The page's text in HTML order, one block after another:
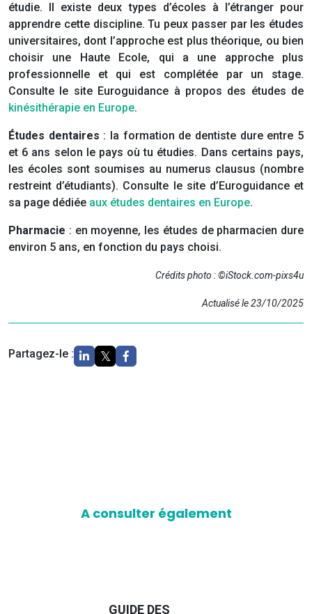
étudie. Il existe deux types d’écoles à l’étranger pour
apprendre cette discipline. Tu peux passer par les études
universitaires, dont l’approche est plus théorique, ou bien
choisir une Haute Ecole, qui a une approche plus
professionnelle et qui est complétée par un stage.
Consulte le site Euroguidance à propos des études de
kinésithérapie en Europe.
Études dentaires : la formation de dentiste dure entre 5
et 6 ans selon le pays où tu étudies. Dans certains pays,
les écoles sont soumises au numerus clausus (nombre
restreint d’étudiants). Consulte le site d’Euroguidance et
sa page dédiée aux études dentaires en Europe.
Pharmacie : en moyenne, les études de pharmacien dure
environ 5 ans, en fonction du pays choisi.
Crédits photo : ©iStock.com-pixs4u
Actualisé le 23/10/2025
Partagez-le :
A consulter également
GUIDE DES